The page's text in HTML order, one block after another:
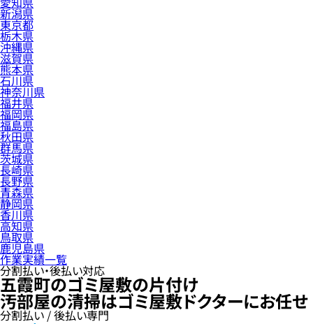
新潟県
東京都
栃木県
沖縄県
滋賀県
熊本県
石川県
神奈川県
福井県
福岡県
福島県
秋田県
群馬県
茨城県
長崎県
長野県
青森県
静岡県
香川県
高知県
鳥取県
鹿児島県
作業実績一覧
分割払い・後払い対応
五霞町のゴミ屋敷の片付け
汚部屋の清掃はゴミ屋敷ドクターにお任せ
分割払い / 後払い専門